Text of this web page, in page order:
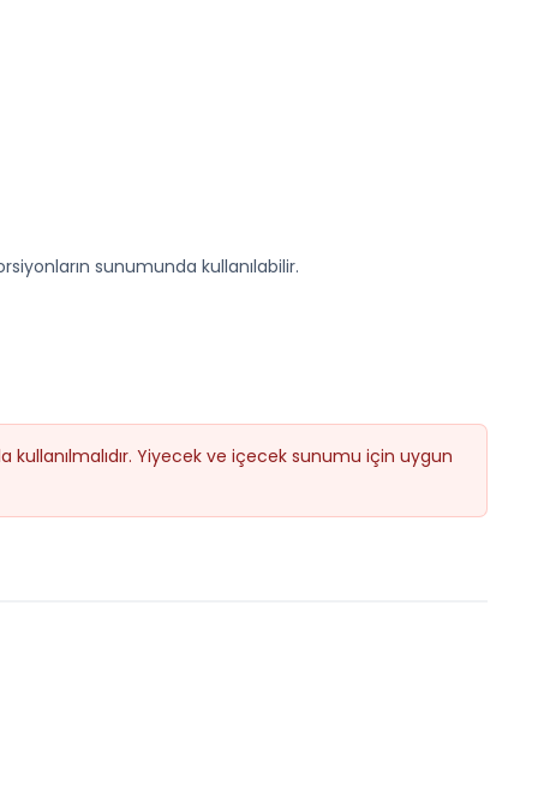
sunumunda kullanılabilir.
Yiyecek ve içecek sunumu için uygun